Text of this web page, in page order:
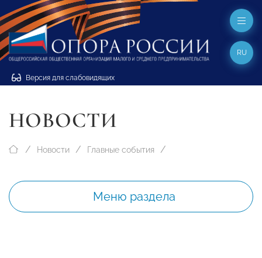
Версия для слабовидящих
RU
НОВОСТИ
Новости Главные события
Меню раздела